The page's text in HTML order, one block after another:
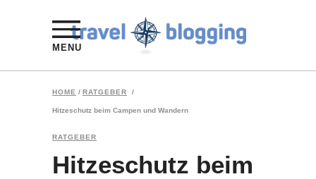
MENU
HOME / RATGEBER /
Hitzeschutz beim Campen und Wandern
RATGEBER
Hitzeschutz beim